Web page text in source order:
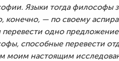
Языки тогда философы
конечно, — по своему
одно
способные перевести
моим настоящим